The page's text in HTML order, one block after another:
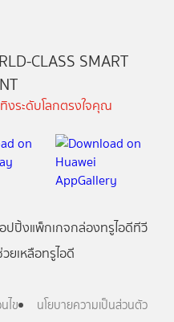
CLASS SMART
งระดับโลกตรงใจคุณ
ปปิ้งแพ็กเกจกล่องทรูไอดีทีวี
ยเหลือทรูไอดี
ไข นโยบายความเป็นส่วนตัว